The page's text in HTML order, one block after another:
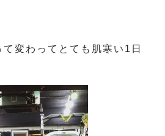
変わってとても肌寒い1日